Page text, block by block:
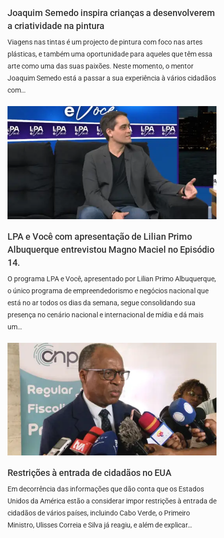
Joaquim Semedo inspira crianças a desenvolverem
a criatividade na pintura
Viagens nas tintas é um projecto de pintura com foco nas artes
plásticas, e também uma oportunidade para aqueles que têm essa
arte como uma das suas paixões. Neste momento, o mentor
Joaquim Semedo está a passar a sua experiência à vários cidadãos
com…
LPA e Você com apresentação de Lilian Primo
Albuquerque entrevistou Magno Maciel no Episódio
14.
O programa LPA e Você, apresentado por Lilian Primo Albuquerque,
o único programa de empreendedorismo e negócios nacional que
está no ar todos os dias da semana, segue consolidando sua
presença no cenário nacional e internacional de mídia e dá mais
um…
Restrições à entrada de cidadãos no EUA
Em decorrência das informações que dão conta que os Estados
Unidos da América estão a considerar impor restrições à entrada de
cidadãos de vários países, incluindo Cabo Verde, o Primeiro
Ministro, Ulisses Correia e Silva já reagiu, e além de explicar…